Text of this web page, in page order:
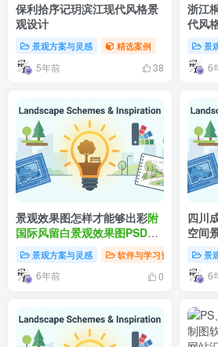
保利拾序记玥滨江现代风格景
观设计
景观方案与灵感 精选案例
5年前 38
浙江
代风
天)
景
6
景观效果图怎样才能够出彩附
国际风留白景观效果图PSD素
景观方案与灵感 软件与学习资源
6年前 0
四川
空间
景
6